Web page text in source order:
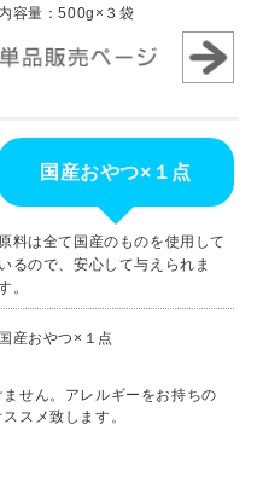
内容量：500g×３袋
国産おやつ×１点
原料は全て国産のものを使用して
いるので、安心して与えられま
。
国産おやつ×１点
せん。アレルギーをお持ちの
スメ致します。